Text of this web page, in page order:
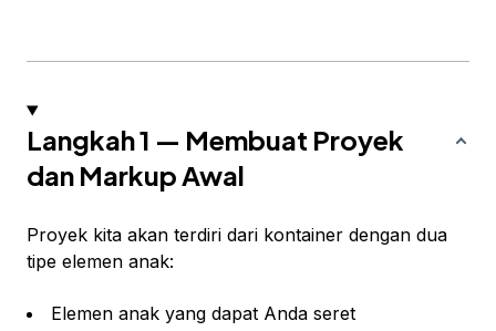
Langkah 1 — Membuat Proyek
dan Markup Awal
Proyek kita akan terdiri dari kontainer dengan dua
tipe elemen anak:
Elemen anak yang dapat Anda seret